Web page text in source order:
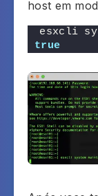
host em
true